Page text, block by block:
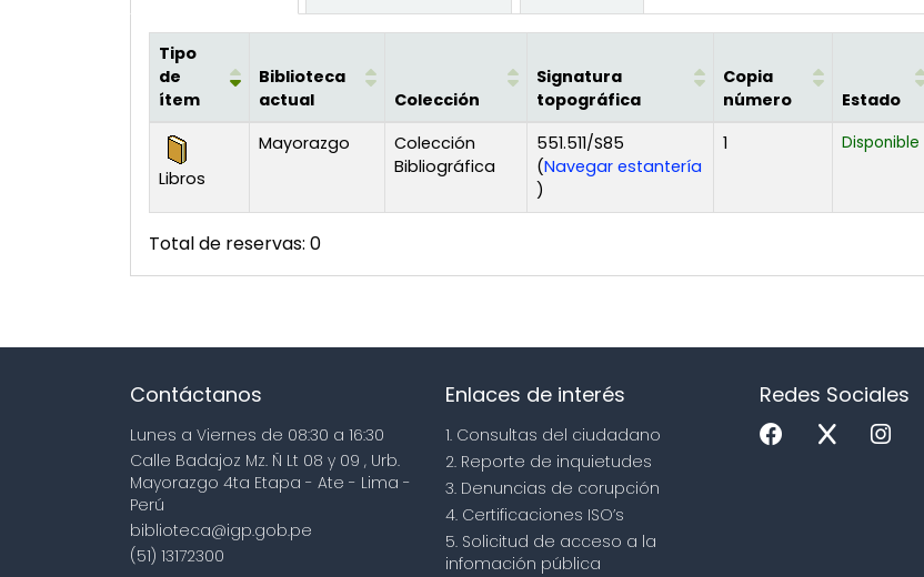
Existencias
Tipo
de
ítem
Biblioteca
actual
Colección
Signatura
topográfica
Copia
número
Estado
Libros
Mayorazgo
Colección
Bibliográfica
551.511/S85
(Navegar estantería
(Abre debajo)
)
1 Disponible
Total de reservas: 0
Contáctanos
Lunes a Viernes de 08:30 a 16:30
Calle Badajoz Mz. Ñ Lt 08 y 09 , Urb.
Mayorazgo 4ta Etapa - Ate - Lima -
Perú
biblioteca@igp.gob.pe
(51) 13172300
Enlaces de interés
1. Consultas del ciudadano
2. Reporte de inquietudes
3. Denuncias de corupción
4. Certificaciones ISO’s
5. Solicitud de acceso a la
infomación pública
Redes Sociales